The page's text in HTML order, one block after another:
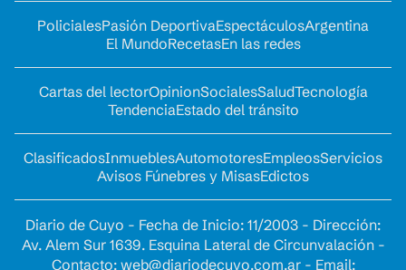
PolicialesPasión DeportivaEspectáculosArgentina
El MundoRecetasEn las redes
Cartas del lectorOpinionSocialesSaludTecnología
TendenciaEstado del tránsito
ClasificadosInmueblesAutomotoresEmpleosServicios
Avisos Fúnebres y MisasEdictos
Diario de Cuyo - Fecha de Inicio: 11/2003 - Dirección:
Av. Alem Sur 1639. Esquina Lateral de Circunvalación -
Contacto: web@diariodecuyo.com.ar- Email: